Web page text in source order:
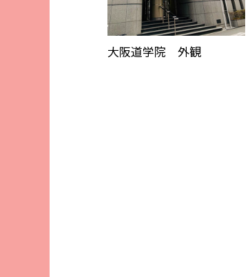
大阪道学院 外観